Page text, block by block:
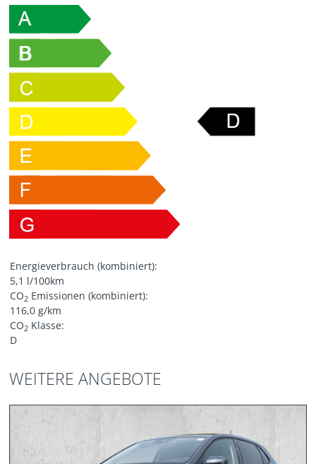
Energieverbrauch (kombiniert):
5,1 l/100km
CO2 Emissionen (kombiniert):
116,0 g/km
CO2 Klasse:
D
WEITERE ANGEBOTE